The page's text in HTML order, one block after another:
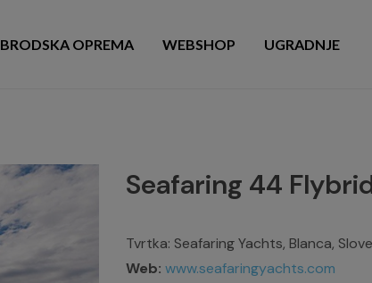
BRODSKA OPREMA WEBSHOP UGRADNJE
Seafaring 44
Tvrtka: Seafaring Yachts, Blanca,
Web: www.seafaringyachts.com